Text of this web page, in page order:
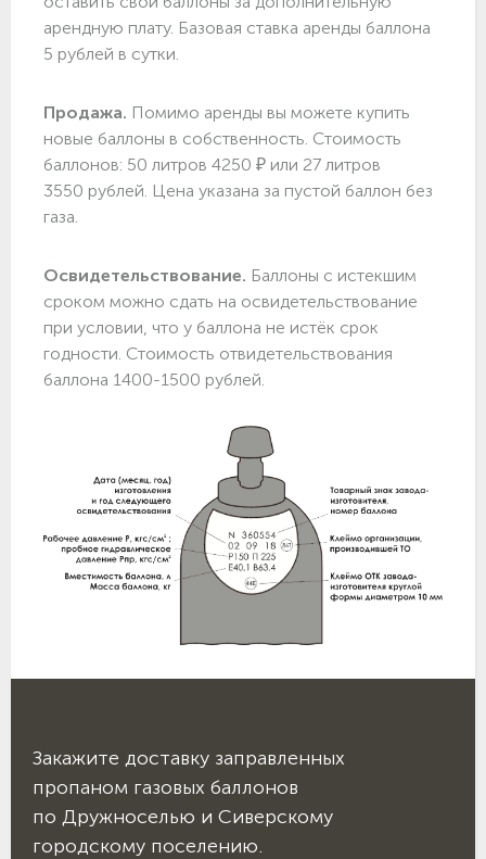
арендную плату. Базовая ставка аренды баллона
5 рублей в сутки.
Продажа. Помимо аренды вы можете купить
новые баллоны в собственность. Стоимость
баллонов: 50 литров 4250 ₽ или 27 литров
3550 рублей. Цена указана за пустой баллон без
газа.
Освидетельствование. Баллоны с истекшим
сроком можно сдать на освидетельствование
при условии, что у баллона не истёк срок
годности. Стоимость отвидетельствования
баллона 1400-1500 рублей.
Закажите доставку заправленных
пропаном газовых баллонов
по Дружноселью и Сиверскому
городскому поселению.